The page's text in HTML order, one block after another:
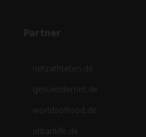
Partner
netzathleten.de
gesuendernet.de
worldsoffood.de
urbanlife.de